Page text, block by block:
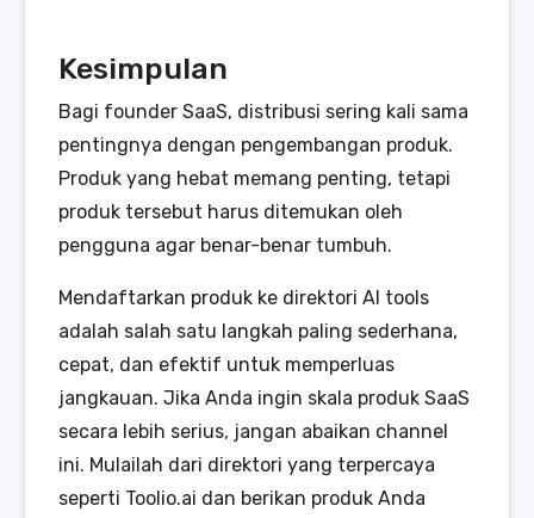
Kesimpulan
Bagi founder SaaS, distribusi sering kali sama
pentingnya dengan pengembangan produk.
Produk yang hebat memang penting, tetapi
produk tersebut harus ditemukan oleh
pengguna agar benar-benar tumbuh.
Mendaftarkan produk ke direktori AI tools
adalah salah satu langkah paling sederhana,
cepat, dan efektif untuk memperluas
jangkauan. Jika Anda ingin skala produk SaaS
secara lebih serius, jangan abaikan channel
ini. Mulailah dari direktori yang terpercaya
seperti Toolio.ai dan berikan produk Anda